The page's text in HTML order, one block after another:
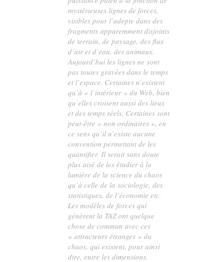
mystérieuses lignes de forces,
visibles pour l’adepte dans des
fragments apparemment disjoints
de terrain, de paysage, des flux
d’air et d’eau, des animaux.
Aujourd’hui les lignes ne sont
pas toutes gravées dans le temps
et l’espace. Certaines n’existent
qu’à « l’intérieur » du Web, bien
qu’elles croisent aussi des lieux
et des temps réels. Certaines sont
peut-être « non ordinaires », en
ce sens qu’il n’existe aucune
convention permettant de les
quantifier. Il serait sans doute
plus aisé de les étudier à la
lumière de la science du chaos
qu’à celle de la sociologie, des
statistiques, de l’économie etc.
Les modèles de forces qui
génèrent la TAZ ont quelque
chose de commun avec ces
« attracteurs étranges » du
chaos, qui existent, pour ainsi
dire, entre les dimensions.